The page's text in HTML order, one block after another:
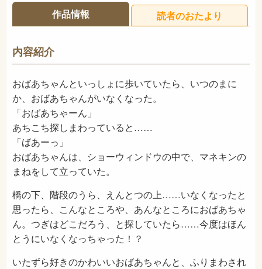
32ページ
ISBN 978-4-03-232600-0
NDC
発売日 2019年4月
作品情報 読者のおたより
内容紹介
おばあちゃんといっしょに歩いていたら、いつのまに
か、おばあちゃんがいなくなった。
「おばあちゃーん」
あちこち探しまわっていると……
「ばあーっ」
おばあちゃんは、ショーウィンドウの中で、マネキンの
まねをして立っていた。
橋の下、階段のうら、えんとつの上……いなくなったと
思ったら、こんなところや、あんなところにおばあちゃ
ん。つぎはどこだろう、と探していたら……今度はほん
とうにいなくなっちゃった！？
いたずら好きのかわいいおばあちゃんと、ふりまわされ